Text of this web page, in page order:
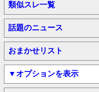
類似スレ一覧
話題のニュース
おまかせリスト
▼オプションを表示